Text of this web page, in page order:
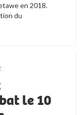
en 2018.
du
le 10